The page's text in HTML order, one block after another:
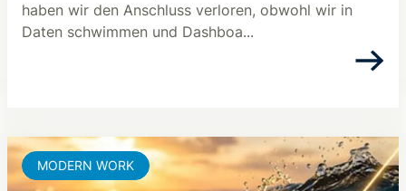
haben wir den Anschluss verloren, obwohl wir in
Daten schwimmen und Dashboa...
MODERN WORK